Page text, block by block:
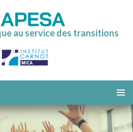
au service des transitions
MENU